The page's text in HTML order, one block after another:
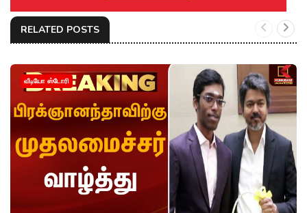
RELATED POSTS
வீடியோ ஸ்டோரி